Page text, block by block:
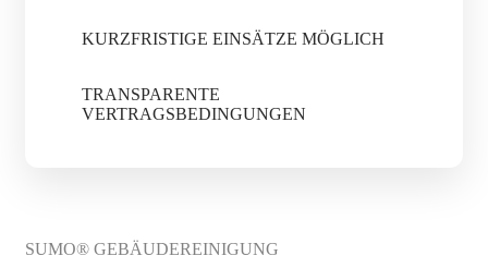
KURZFRISTIGE EINSÄTZE MÖGLICH
TRANSPARENTE
VERTRAGSBEDINGUNGEN
SUMO® GEBÄUDEREINIGUNG